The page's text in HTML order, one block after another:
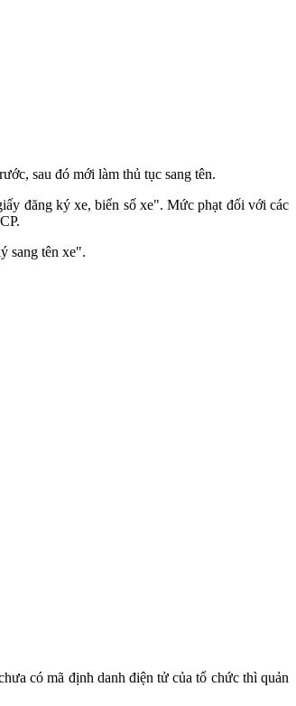
sau đó mới làm thủ tục sang tên.
đăng ký xe, biển số xe". Mức phạt đối với các
sang tên xe".
có mã định danh điện tử của tổ chức thì quản